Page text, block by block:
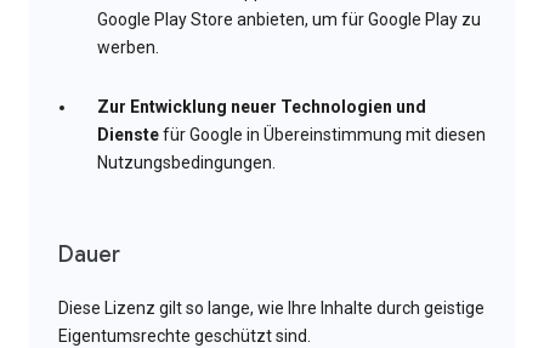
Google Play Store anbieten, um für Google Play zu
werben.
Zur Entwicklung neuer Technologien und
Dienstefür Google in Übereinstimmung mit diesen
Nutzungsbedingungen.
Dauer
Diese Lizenz gilt so lange, wie Ihre Inhalte durch geistige
Eigentumsrechte geschützt sind.